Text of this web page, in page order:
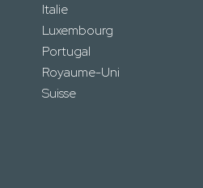
Italie
Luxembourg
Portugal
Royaume-Uni
Suisse